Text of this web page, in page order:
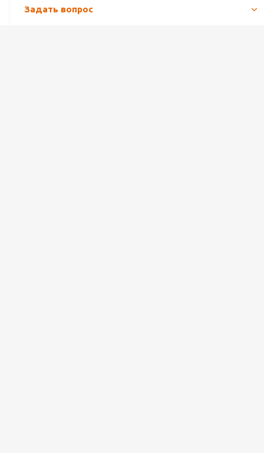
Задать вопрос